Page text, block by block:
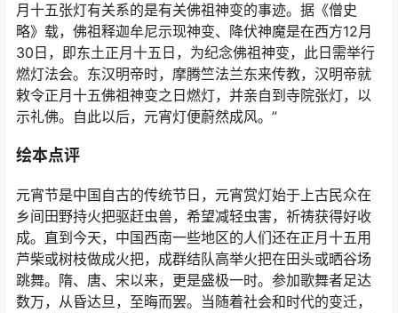
月十五张灯有关系的是有关佛祖神变的事迹。据《僧史
略》载，佛祖释迦牟尼示现神变、降伏神魔是在西方12月
30日，即东土正月十五日，为纪念佛祖神变，此日需举行
燃灯法会。东汉明帝时，摩腾竺法兰东来传教，汉明帝就
敕令正月十五佛祖神变之日燃灯，并亲自到寺院张灯，以
示礼佛。自此以后，元宵灯便蔚然成风。”
绘本点评
元宵节是中国自古的传统节日，元宵赏灯始于上古民众在
乡间田野持火把驱赶虫兽，希望减轻虫害，祈祷获得好收
成。直到今天，中国西南一些地区的人们还在正月十五用
芦柴或树枝做成火把，成群结队高举火把在田头或晒谷场
跳舞。隋、唐、宋以来，更是盛极一时。参加歌舞者足达
数万，从昏达旦，至晦而罢。当随着社会和时代的变迁，